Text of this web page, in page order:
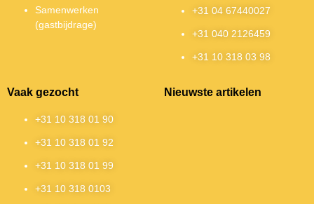
Samenwerken
(gastbijdrage)
+31 04 67440027
+31 040 2126459
+31 10 318 03 98
Vaak gezocht
+31 10 318 01 90
+31 10 318 01 92
+31 10 318 01 99
+31 10 318 0103
Nieuwste artikelen